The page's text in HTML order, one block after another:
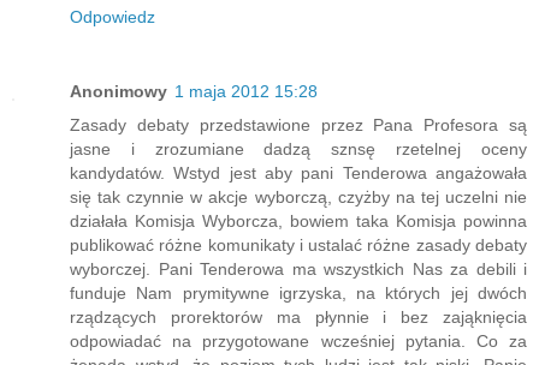
Odpowiedz
Anonimowy 1 maja 2012 15:28
Zasady debaty przedstawione przez Pana Profesora są
jasne i zrozumiane dadzą sznsę rzetelnej oceny
kandydatów. Wstyd jest aby pani Tenderowa angażowała
się tak czynnie w akcje wyborczą, czyżby na tej uczelni nie
działała Komisja Wyborcza, bowiem taka Komisja powinna
publikować różne komunikaty i ustalać różne zasady debaty
wyborczej. Pani Tenderowa ma wszystkich Nas za debili i
funduje Nam prymitywne igrzyska, na których jej dwóch
rządzących prorektorów ma płynnie i bez zająknięcia
odpowiadać na przygotowane wcześniej pytania. Co za